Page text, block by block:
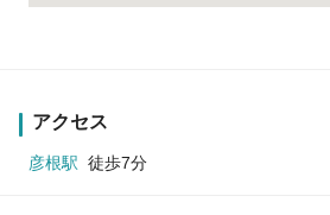
アクセス
彦根駅 徒歩7分